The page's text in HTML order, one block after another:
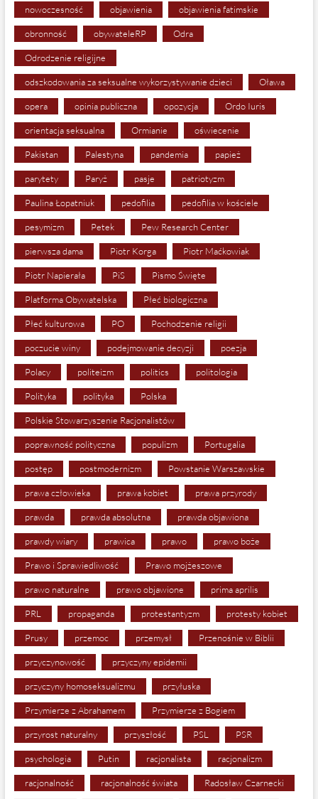
nowoczesność objawienia objawienia fatimskie
obronność obywateleRP Odra
Odrodzenie religijne
odszkodowania za seksualne wykorzystywanie dzieci Oława
opera opinia publiczna opozycja Ordo Iuris
orientacja seksualna Ormianie oświecenie
Pakistan Palestyna pandemia papież
parytety Paryż pasje patriotyzm
Paulina Łopatniuk pedofilia pedofilia w kościele
pesymizm Petek Pew Research Center
pierwsza dama Piotr Korga Piotr Maćkowiak
Piotr Napierała PiS Pismo Święte
Platforma Obywatelska Płeć biologiczna
Płeć kulturowa PO Pochodzenie religii
poczucie winy podejmowanie decyzji poezja
Polacy politeizm politics politologia
Polityka polityka Polska
Polskie Stowarzyszenie Racjonalistów
poprawność polityczna populizm Portugalia
postęp postmodernizm Powstanie Warszawskie
prawa człowieka prawa kobiet prawa przyrody
prawda prawda absolutna prawda objawiona
prawdy wiary prawica prawo prawo boże
Prawo i Sprawiedliwość Prawo mojżeszowe
prawo naturalne prawo objawione prima aprilis
PRL propaganda protestantyzm protesty kobiet
Prusy przemoc przemysł Przenośnie w Biblii
przyczynowość przyczyny epidemii
przyczyny homoseksualizmu przyłuska
Przymierze z Abrahamem Przymierze z Bogiem
przyrost naturalny przyszłość PSL PSR
psychologia Putin racjonalista racjonalizm
racjonalność racjonalność świata Radosław Czarnecki